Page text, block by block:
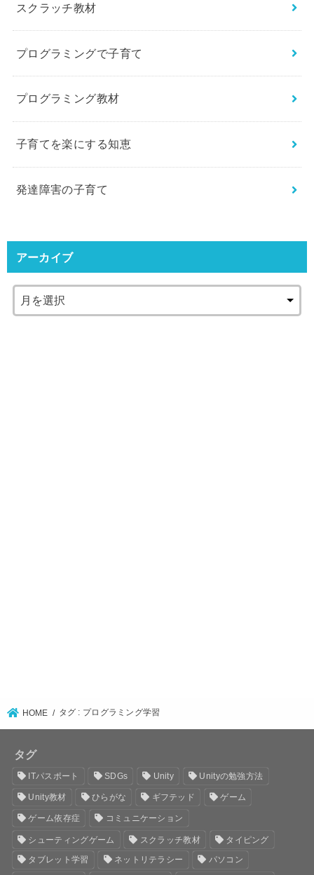
スクラッチ教材
プログラミングで子育て
プログラミング教材
子育てを楽にする知恵
発達障害の子育て
アーカイブ
HOME タグ : プログラミング学習
タグ
ITパスポート SDGs Unity Unityの勉強方法
Unity教材 ひらがな ギフテッド ゲーム
ゲーム依存症 コミュニケーション
シューティングゲーム スクラッチ教材 タイピング
タブレット学習 ネットリテラシー パソコン